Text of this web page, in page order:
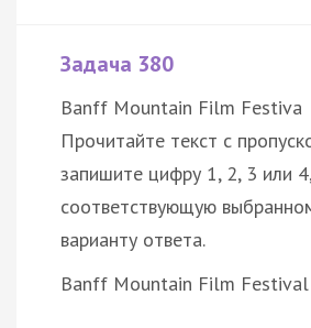
Задача 380
Banff Mountain Film Festiva
Прочитайте текст с
запишите цифру 1, 2, 3 или 4,
соответствующую
варианту ответа.
Banff Mountain Film Festival